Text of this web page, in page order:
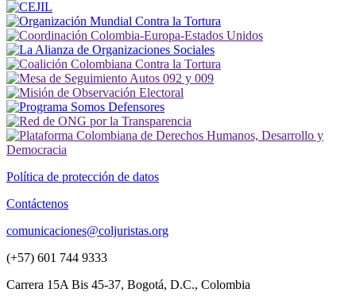
Política de protección de datos
Contáctenos
comunicaciones@coljuristas.org
(+57) 601 744 9333
Carrera 15A Bis 45-37, Bogotá, D.C., Colombia